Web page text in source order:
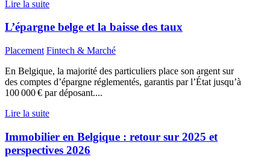
Lire la suite
L’épargne belge et la baisse des taux
Placement Fintech & Marché
En Belgique, la majorité des particuliers place son argent sur
des comptes d’épargne réglementés, garantis par l’État jusqu’à
100 000 € par déposant....
Lire la suite
Immobilier en Belgique : retour sur 2025 et
perspectives 2026